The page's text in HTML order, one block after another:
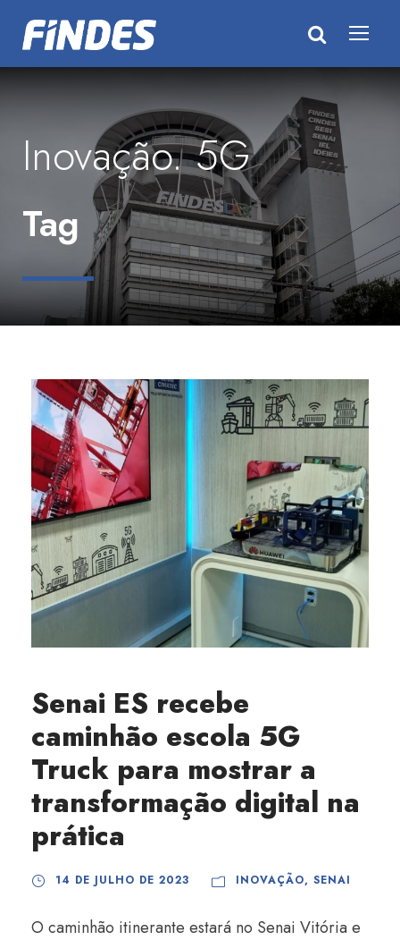
Inovação. 5G
Tag
Senai ES recebe
caminhão escola 5G
Truck para mostrar a
transformação digital na
prática
14 DE JULHO DE 2023 INOVAÇÃO, SENAI
O caminhão itinerante estará no Senai Vitória e